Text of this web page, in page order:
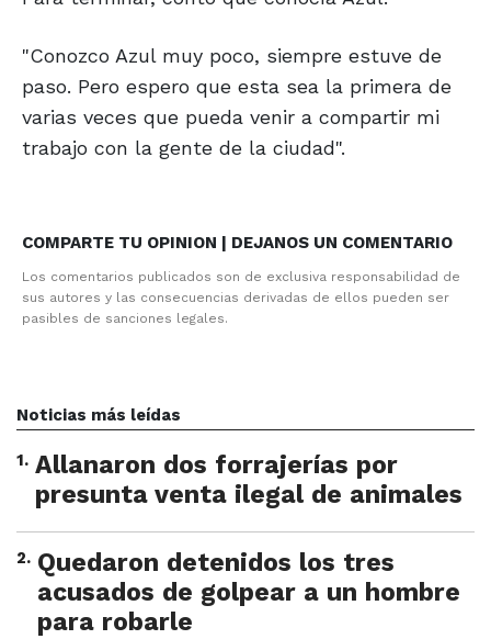
"Conozco Azul muy poco, siempre estuve de
paso. Pero espero que esta sea la primera de
varias veces que pueda venir a compartir mi
trabajo con la gente de la ciudad".
COMPARTE TU OPINION | DEJANOS UN COMENTARIO
Los comentarios publicados son de exclusiva responsabilidad de
sus autores y las consecuencias derivadas de ellos pueden ser
pasibles de sanciones legales.
Noticias más leídas
1. Allanaron dos forrajerías por
presunta venta ilegal de animales
2. Quedaron detenidos los tres
acusados de golpear a un hombre
para robarle